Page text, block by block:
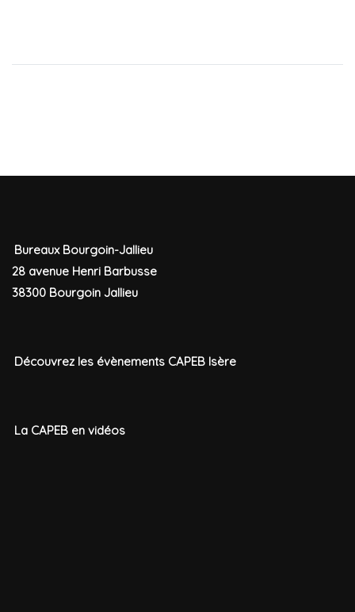
Bureaux Bourgoin-Jallieu
28 avenue Henri Barbusse
38300 Bourgoin Jallieu
Découvrez les évènements CAPEB Isère
La CAPEB en vidéos